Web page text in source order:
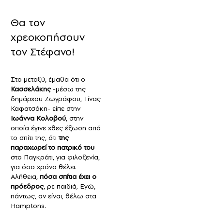
Θα τον
χρεoκοπήσουν
τον Στέφανο!
Στο μεταξύ, έμαθα ότι ο
Κασσελάκης-μέσω της
δημάρχου Ζωγράφου, Τίνας
Καφατσάκη- είπε στην
Ιωάννα Κολοβού, στην
οποία έγινε χθες έξωση από
το σπίτι της, ότιτης
παραχωρεί το πατρικό του
στο Παγκράτι, για φιλοξενία,
για όσο χρόνο θέλει.
Αλήθεια, πόσα σπίτια έχει ο
πρόεδρος, ρε παιδιά; Εγώ,
πάντως, αν είναι, θέλω στα
Hamptons.